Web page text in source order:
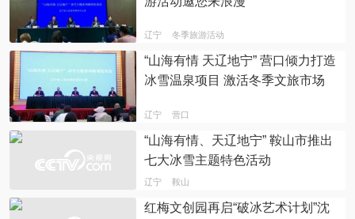
辽宁 冬季旅游活动
“山海有情 天辽地宁” 营口倾力打造
冰雪温泉项目 激活冬季文旅市场
辽宁 营口
“山海有情、天辽地宁” 鞍山市推出
七大冰雪主题特色活动
辽宁 鞍山
红梅文创园再启“破冰艺术计划”沈